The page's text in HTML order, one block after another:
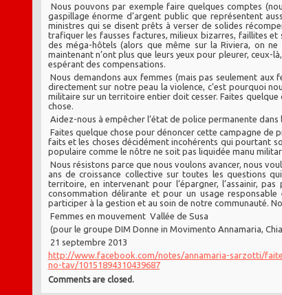
Nous pouvons par exemple faire quelques comptes
gaspillage énorme d’argent public que représentent
ministres qui se disent prêts à verser de solides
trafiquer les fausses factures, milieux bizarres, faillites
des méga-hôtels (alors que même sur la Riviera, on
maintenant n’ont plus que leurs yeux pour pleurer, ceux-
espérant des compensations.
Nous demandons aux femmes (mais pas seulement aux
directement sur notre peau la violence, c’est pourquoi
militaire sur un territoire entier doit cesser. Faites quelque
chose.
Aidez-nous à empêcher l’état de police permanente
Faites quelque chose pour dénoncer cette campagne de
faits et les choses décidément incohérents qui pourtant
populaire comme le nôtre ne soit pas liquidée manu
Nous résistons parce que nous voulons avancer, nous
ans de croissance collective sur toutes les questions
territoire, en intervenant pour l’épargner, l’assainir,
consommation délirante et pour un usage
participer à la gestion et au soin de notre communauté.
Femmes en mouvement Vallée de Susa
(pour le groupe DIM Donne in Movimento Annamaria,
21 septembre 2013
http://www.facebook.com/notes/annamaria-sarzotti/
no-tav/10151894310439687
Comments are closed.